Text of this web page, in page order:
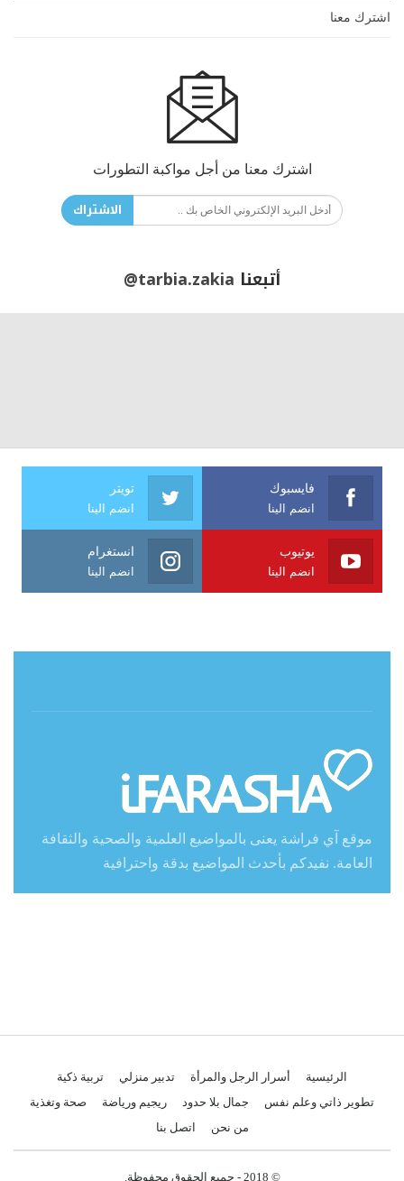
اشترك معنا
اشترك معنا من أجل مواكبة التطورات
الاشتراك
أتبعنا @tarbia.zakia
فايسبوك
انضم الينا
تويتر
انضم الينا
يوتيوب
انضم الينا
انستغرام
انضم الينا
موقع آي فراشة يعنى بالمواضيع العلمية والصحية والثقافة
العامة. نفيدكم بأحدث المواضيع بدقة واحترافية
الرئيسية أسرار الرجل والمرأة تدبير منزلي
تربية ذكية
تطوير ذاتي وعلم نفس
جمال بلا حدود ريجيم ورياضة
صحة وتغذية
من نحن
اتصل بنا
© 2018 - جميع الحقوق محفوظة.